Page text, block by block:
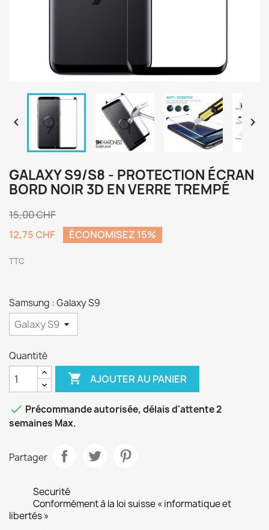
 
GALAXY S9/S8 - PROTECTION ÉCRAN
BORD NOIR 3D EN VERRE TREMPÉ
15,00 CHF
12,75 CHF
ÉCONOMISEZ 15%
TTC
Samsung : Galaxy S9
Quantité
 AJOUTER AU PANIER
 Précommande autorisée, délais d'attente 2
semaines Max.
Partager
Securité
Conformément à la loi suisse « informatique et
libertés »